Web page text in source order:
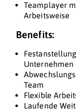
Teamplayer
Arbeitsweise
Benefits:
Unternehmen
Team
Flexible
Laufende